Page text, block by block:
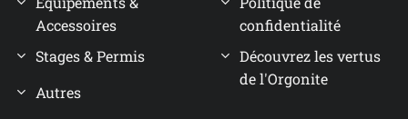
Accessoires
Stages & Permis
Autres
confidentialité
Découvrez les vertus
de l'Orgonite